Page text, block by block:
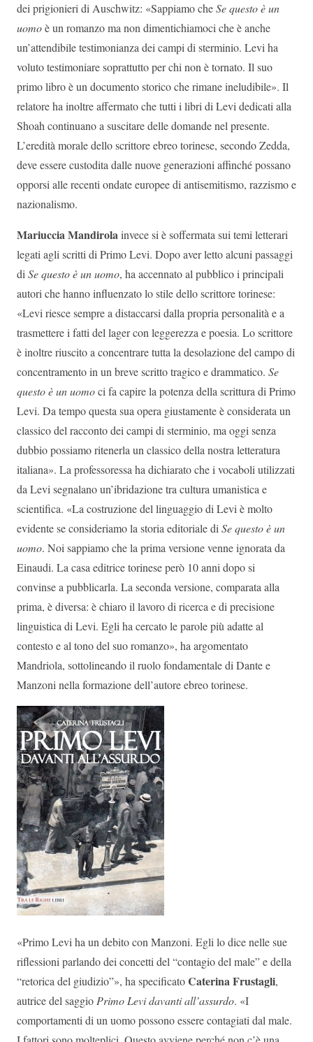
dei prigionieri di Auschwitz: «Sappiamo cheSe questo è un
uomoè un romanzo ma non dimentichiamoci che è anche
un’attendibile testimonianza dei campi di sterminio. Levi ha
voluto testimoniare soprattutto per chi non è tornato. Il suo
primo libro è un documento storico che rimane ineludibile». Il
relatore ha inoltre affermato che tutti i libri di Levi dedicati alla
Shoah continuano a suscitare delle domande nel presente.
L’eredità morale dello scrittore ebreo torinese, secondo Zedda,
deve essere custodita dalle nuove generazioni affinché possano
opporsi alle recenti ondate europee di antisemitismo, razzismo e
nazionalismo.
Mariuccia Mandirolainvece si è soffermata sui temi letterari
legati agli scritti di Primo Levi. Dopo aver letto alcuni passaggi
diSe questo è un uomo, ha accennato al pubblico i principali
autori che hanno influenzato lo stile dello scrittore torinese:
«Levi riesce sempre a distaccarsi dalla propria personalità e a
trasmettere i fatti del lager con leggerezza e poesia. Lo scrittore
è inoltre riuscito a concentrare tutta la desolazione del campo di
concentramento in un breve scritto tragico e drammatico. Se
questo è un uomoci fa capire la potenza della scrittura di Primo
Levi. Da tempo questa sua opera giustamente è considerata un
classico del racconto dei campi di sterminio, ma oggi senza
dubbio possiamo ritenerla un classico della nostra letteratura
italiana». La professoressa ha dichiarato che i vocaboli utilizzati
da Levi segnalano un’ibridazione tra cultura umanistica e
scientifica. «La costruzione del linguaggio di Levi è molto
evidente se consideriamo la storia editoriale diSe questo è un
uomo. Noi sappiamo che la prima versione venne ignorata da
Einaudi. La casa editrice torinese però 10 anni dopo si
convinse a pubblicarla. La seconda versione, comparata alla
prima, è diversa: è chiaro il lavoro di ricerca e di precisione
linguistica di Levi. Egli ha cercato le parole più adatte al
contesto e al tono del suo romanzo», ha argomentato
Mandriola, sottolineando il ruolo fondamentale di Dante e
Manzoni nella formazione dell’autore ebreo torinese.
«Primo Levi ha un debito con Manzoni. Egli lo dice nelle sue
riflessioni parlando dei concetti del “contagio del male” e della
“retorica del giudizio”», ha specificatoCaterina Frustagli,
autrice del saggioPrimo Levi davanti all’assurdo. «I
comportamenti di un uomo possono essere contagiati dal male.